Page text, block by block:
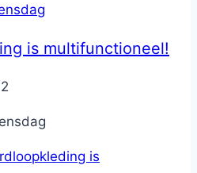
is multifunctioneel!
is